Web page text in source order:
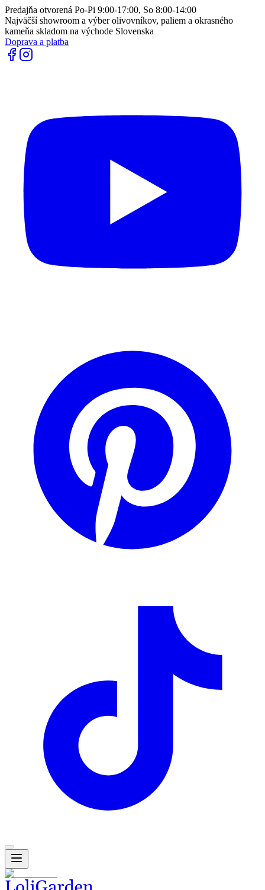
Predajňa otvorená Po-Pi 9:00-17:00, So 8:00-14:00
Najväčší showroom a výber olivovníkov, paliem a okrasného
kameňa skladom na východe Slovenska
Doprava a platba